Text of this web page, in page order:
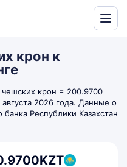
крон к
крон = 200.9700
августа 2026 года. Данные о
Республики Казахстан
KZT